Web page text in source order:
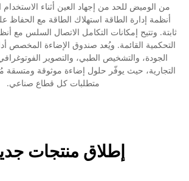
من الوميض للحد من إجهاد العين أثناء
أنظمة إدارة الطاقة استهلاك الطاقة مع الحفاظ
ثابتة. وتتيح إمكانات التكامل الاتصال السلس مع
التحكمية القائمة. ويُعد صندوق الإضاءة المخصص
الجودة، والتشخيص الطبي، والتصوير
التجارية، حيث يوفّر حلول إضاءة موثوقة ومتسقة
متطلبات كل قطاع صناعي.
إطلاق منتجات